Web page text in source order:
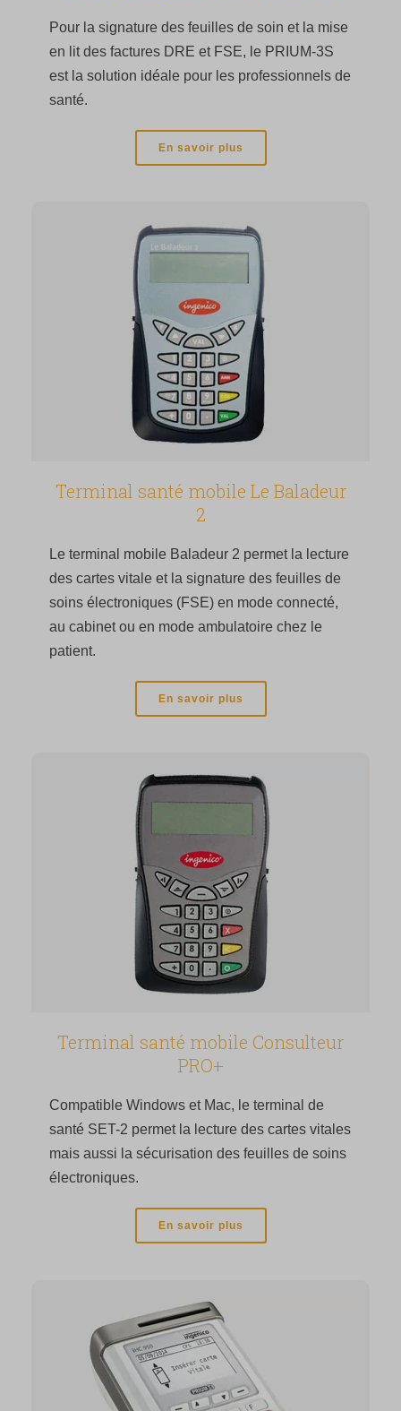
Pour la signature des feuilles de soin et la mise
en lit des factures DRE et FSE, le PRIUM-3S
est la solution idéale pour les professionnels de
santé.
En savoir plus
Terminal santé mobile Le Baladeur
2
Le terminal mobile Baladeur 2 permet la lecture
des cartes vitale et la signature des feuilles de
soins électroniques (FSE) en mode connecté,
au cabinet ou en mode ambulatoire chez le
patient.
En savoir plus
Terminal santé mobile Consulteur
PRO+
Compatible Windows et Mac, le terminal de
santé SET-2 permet la lecture des cartes vitales
mais aussi la sécurisation des feuilles de soins
électroniques.
En savoir plus